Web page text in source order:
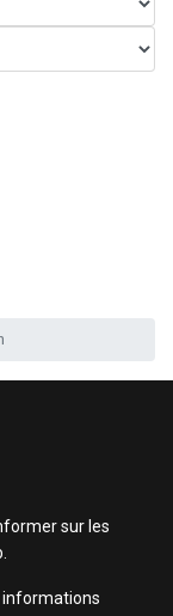
sur les
informations